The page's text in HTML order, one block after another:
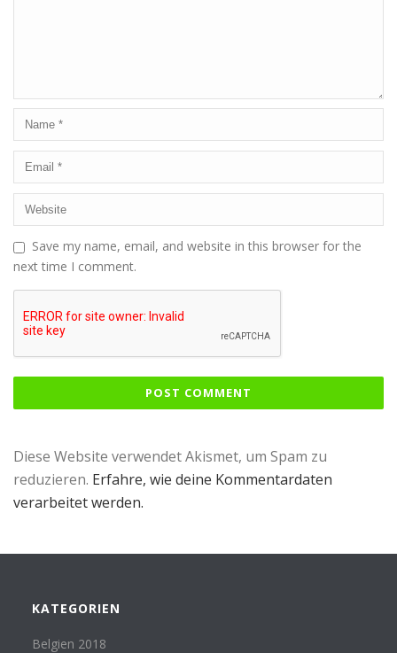
Save my name, email, and website in this browser for the
next time I comment.
Diese Website verwendet Akismet, um Spam zu
reduzieren. Erfahre, wie deine Kommentardaten
verarbeitet werden.
KATEGORIEN
Belgien 2018